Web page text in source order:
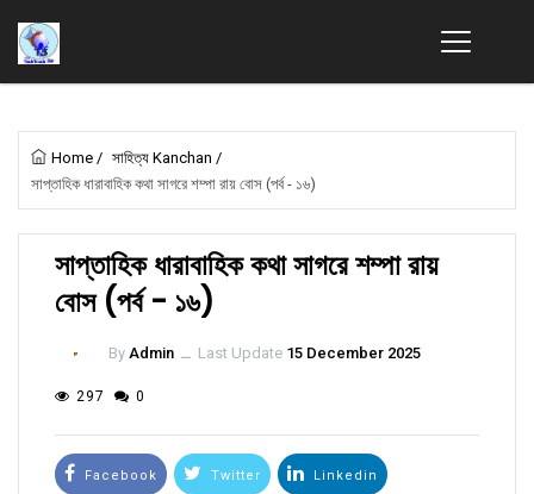
Home / সাহিত্য Kanchan /
সাপ্তাহিক ধারাবাহিক কথা সাগরে শম্পা রায় বোস (পর্ব - ১৬)
সাপ্তাহিক ধারাবাহিক কথা সাগরে শম্পা রায়
বোস (পর্ব - ১৬)
By Admin ــ Last Update 15 December 2025
297 0
Facebook Twitter Linkedin